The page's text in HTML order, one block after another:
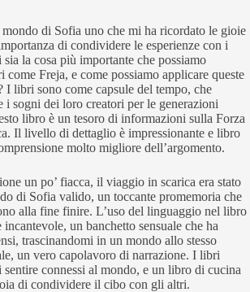
di Sofia uno che mi ha ricordato le gioie
di condividere le esperienze con i
la cosa più importante che possiamo
come Freja, e come possiamo applicare queste
I libri sono come capsule del tempo, che
i sogni dei loro creatori per le generazioni
libro è un tesoro di informazioni sulla Forza
Il livello di dettaglio è impressionante e libro
molto migliore dell’argomento.
un po’ fiacca, il viaggio in scarica era stato
di Sofia valido, un toccante promemoria che
alla fine finire. L’uso del linguaggio nel libro
un banchetto sensuale che ha
trascinandomi in un mondo allo stesso
un vero capolavoro di narrazione. I libri
connessi al mondo, e un libro di cucina
di condividere il cibo con gli altri.